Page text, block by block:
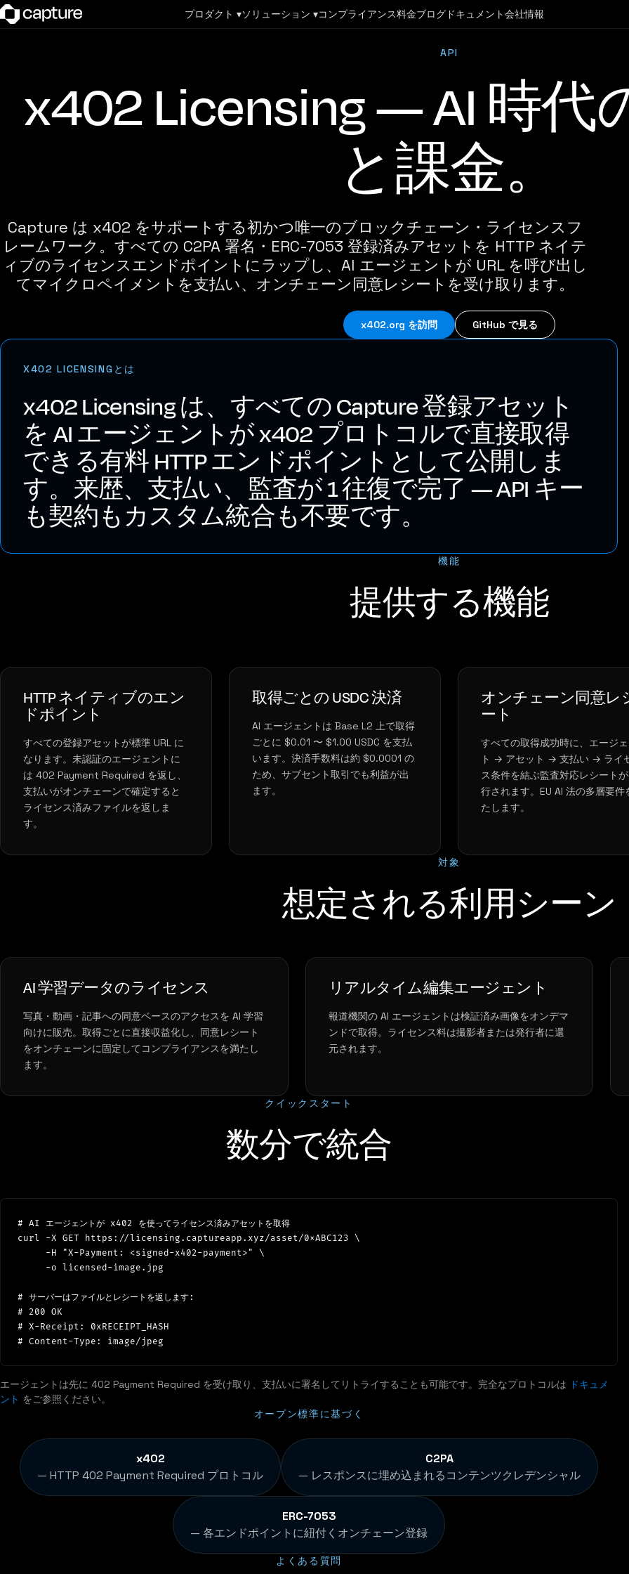
プロダクト ▾ソリューション ▾コンプライアンス料金ブログ ドキュメント会社情報
API
x402 Licensing — AI 時
と課金。
Capture は x402 をサポートする初かつ唯一のブロックチェーン・ライセンスフ
レームワーク。すべての C2PA 署名・ERC-7053 登録済みアセットを HTTP ネイテ
ィブのライセンスエンドポイントにラップし、AI エージェントが URL を呼び出し
てマイクロペイメントを支払い、オンチェーン同意レシートを受け取ります。
x402.org を訪問 GitHub で見る
X402 LICENSINGとは
x402 Licensing は、すべての Capture 登録アセット
を AI エージェントが x402 プロトコルで直接取得
できる有料 HTTP エンドポイントとして公開しま
す。来歴、支払い、監査が 1 往復で完了 — API キー
も契約もカスタム統合も不要です。
機能
提供する機能
HTTP ネイティブのエン
ドポイント
すべての登録アセットが標準 URL に
なります。未認証のエージェントに
は 402 Payment Required を返し、
支払いがオンチェーンで確定すると
ライセンス済みファイルを返しま
す。
取得ごとの USDC 決済
AI エージェントは Base L2 上で取得
ごとに $0.01 〜 $1.00 USDC を支払
います。決済手数料は約 $0.0001 の
ため、サブセント取引でも利益が出
ます。
オンチェーン同意レ
ート
すべての取得成功時に、エージ
ト → アセット → 支払い → ライ
ス条件を結ぶ監査対応レシート
行されます。EU AI 法の多層要件
たします。
対象
想定される利用シーン
AI 学習データのライセンス
写真・動画・記事への同意ベースのアクセスを AI 学習
向けに販売。取得ごとに直接収益化し、同意レシート
をオンチェーンに固定してコンプライアンスを満たし
ます。
リアルタイム編集エージェント
報道機関の AI エージェントは検証済み画像をオンデマ
ンドで取得。ライセンス料は撮影者または発行者に還
元されます。
クイックスタート
数分で統合
# AI エージェントが x402 を使ってライセンス済みアセットを取得
curl -X GET https://licensing.captureapp.xyz/asset/0xABC123 \
     -H "X-Payment: <signed-x402-payment>" \
     -o licensed-image.jpg
# サーバーはファイルとレシートを返します:
# 200 OK
# X-Receipt: 0xRECEIPT_HASH
エージェントは先に 402 Payment Required を受け取り、支払いに署名してリトライすることも可能です。完全なプロトコルは ドキュメ
ント をご参照ください。
オープン標準に基づく
x402
— HTTP 402 Payment Required プロトコル
C2PA
— レスポンスに埋め込まれるコンテンツクレデンシャル
ERC-7053
— 各エンドポイントに紐付くオンチェーン登録
よくある質問